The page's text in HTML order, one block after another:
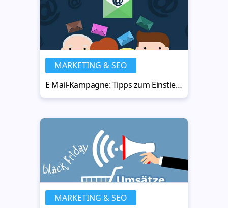
MARKETING & SEO
E Mail-Kampagne: Tipps zum Einstieg + Anmeldeformular mit MotoCMS3
MARKETING & SEO